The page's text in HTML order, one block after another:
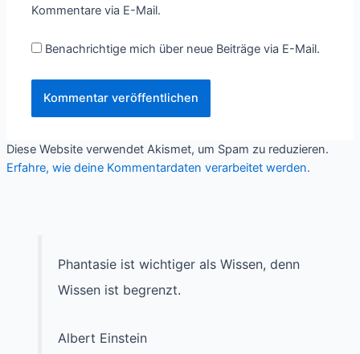
Kommentare via E-Mail.
Benachrichtige mich über neue Beiträge via E-Mail.
Diese Website verwendet Akismet, um Spam zu reduzieren.
Erfahre, wie deine Kommentardaten verarbeitet werden.
Phantasie ist wichtiger als Wissen, denn
Wissen ist begrenzt.
Albert Einstein